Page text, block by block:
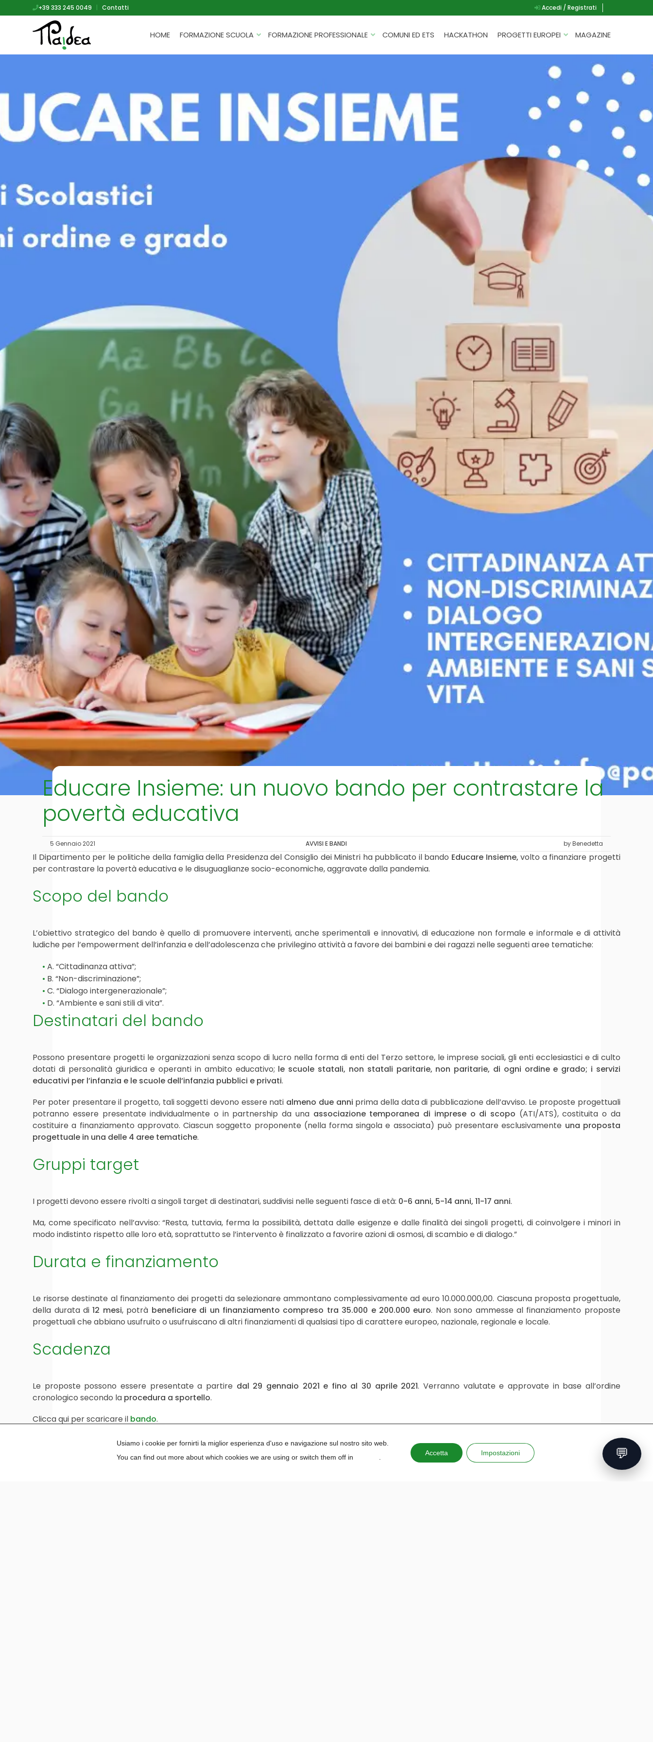
+39 333 245 0049 | Contatti Accedi / Registrati
HOME FORMAZIONE SCUOLA
CATALOGHI
ERASMUS+ MOBILITÀ
FSL/PCTO
PROGETTI PNRR
FORMAZIONE PROFESSIONALE
FORMAZIONE FINANZIATA
INTELLIGENZA ARTIFICIALE
CYBERSECURITY
SOFT SKILL E MANAGEMENT
FORMAZIONE SU MISURA
COMUNI ED ETS HACKATHON PROGETTI EUROPEI
G.A.D.
P.L.A.Y.
G.A.M.E.
SPEAK UP FOR YOURSELF
MAGAZINE
Educare Insieme: un nuovo bando per contrastare la
povertà educativa
5 Gennaio 2021 AVVISI E BANDI by Benedetta
Il Dipartimento per le politiche della famiglia della Presidenza del Consiglio dei Ministri ha pubblicato il bando Educare Insieme, volto a finanziare progetti
per contrastare la povertà educativa e le disuguaglianze socio-economiche, aggravate dalla pandemia.
Scopo del bando
L’obiettivo strategico del bando è quello di promuovere interventi, anche sperimentali e innovativi, di educazione non formale e informale e di attività
ludiche per l’empowerment dell’infanzia e dell’adolescenza che privilegino attività a favore dei bambini e dei ragazzi nelle seguenti aree tematiche:
A. “Cittadinanza attiva”;
B. “Non-discriminazione”;
C. “Dialogo intergenerazionale”;
D. “Ambiente e sani stili di vita”.
Destinatari del bando
Possono presentare progetti le organizzazioni senza scopo di lucro nella forma di enti del Terzo settore, le imprese sociali, gli enti ecclesiastici e di culto
dotati di personalità giuridica e operanti in ambito educativo; le scuole statali, non statali paritarie, non paritarie, di ogni ordine e grado; i servizi
educativi per l’infanzia e le scuole dell’infanzia pubblici e privati.
Per poter presentare il progetto, tali soggetti devono essere nati almeno due anni prima della data di pubblicazione dell’avviso. Le proposte progettuali
potranno essere presentate individualmente o in partnership da una associazione temporanea di imprese o di scopo (ATI/ATS), costituita o da
costituire a finanziamento approvato. Ciascun soggetto proponente (nella forma singola e associata) può presentare esclusivamente una proposta
progettuale in una delle 4 aree tematiche.
Gruppi target
I progetti devono essere rivolti a singoli target di destinatari, suddivisi nelle seguenti fasce di età: 0-6 anni, 5-14 anni, 11-17 anni.
Ma, come specificato nell’avviso: “Resta, tuttavia, ferma la possibilità, dettata dalle esigenze e dalle finalità dei singoli progetti, di coinvolgere i minori in
modo indistinto rispetto alle loro età, soprattutto se l’intervento è finalizzato a favorire azioni di osmosi, di scambio e di dialogo.”
Durata e finanziamento
Le risorse destinate al finanziamento dei progetti da selezionare ammontano complessivamente ad euro 10.000.000,00. Ciascuna proposta progettuale,
della durata di12 mesi, potrà beneficiare di un finanziamento compreso tra 35.000 e 200.000 euro. Non sono ammesse al finanziamento proposte
progettuali che abbiano usufruito o usufruiscano di altri finanziamenti di qualsiasi tipo di carattere europeo, nazionale, regionale e locale.
Scadenza
Le proposte possono essere presentate a partire dal 29 gennaio 2021 e fino al 30 aprile 2021. Verranno valutate e approvate in base all’ordine
cronologico secondo la procedura a sportello.
Clicca qui per scaricare il bando.
maggiori informazioni.
💬
Usiamo i cookie per fornirti la miglior esperienza d'uso e navigazione sul nostro sito web.
You can find out more about which cookies we are using or switch them off in
Accetta Impostazioni